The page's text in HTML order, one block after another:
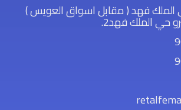
الملك فهد ( مقابل اسواق العويس )
حي الملك فهد2.